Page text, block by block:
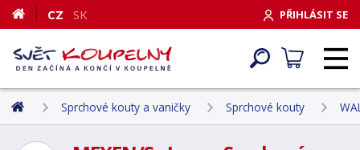
PŘIHLÁSIT SE
CZ SK
Sprchové kouty a vaničky Sprchové kouty